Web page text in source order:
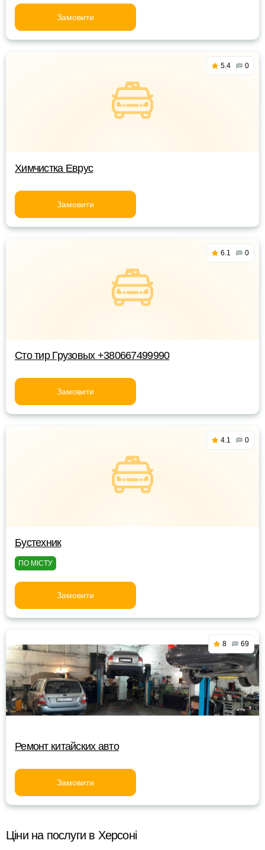
Замовити
5.4 0
Химчистка Еврус
Замовити
6.1 0
Сто тир Грузовых +380667499990
Замовити
4.1 0
Бустехник
ПО МІСТУ
Замовити
8 69
Ремонт китайских авто
Замовити
Ціни на послуги в Херсоні